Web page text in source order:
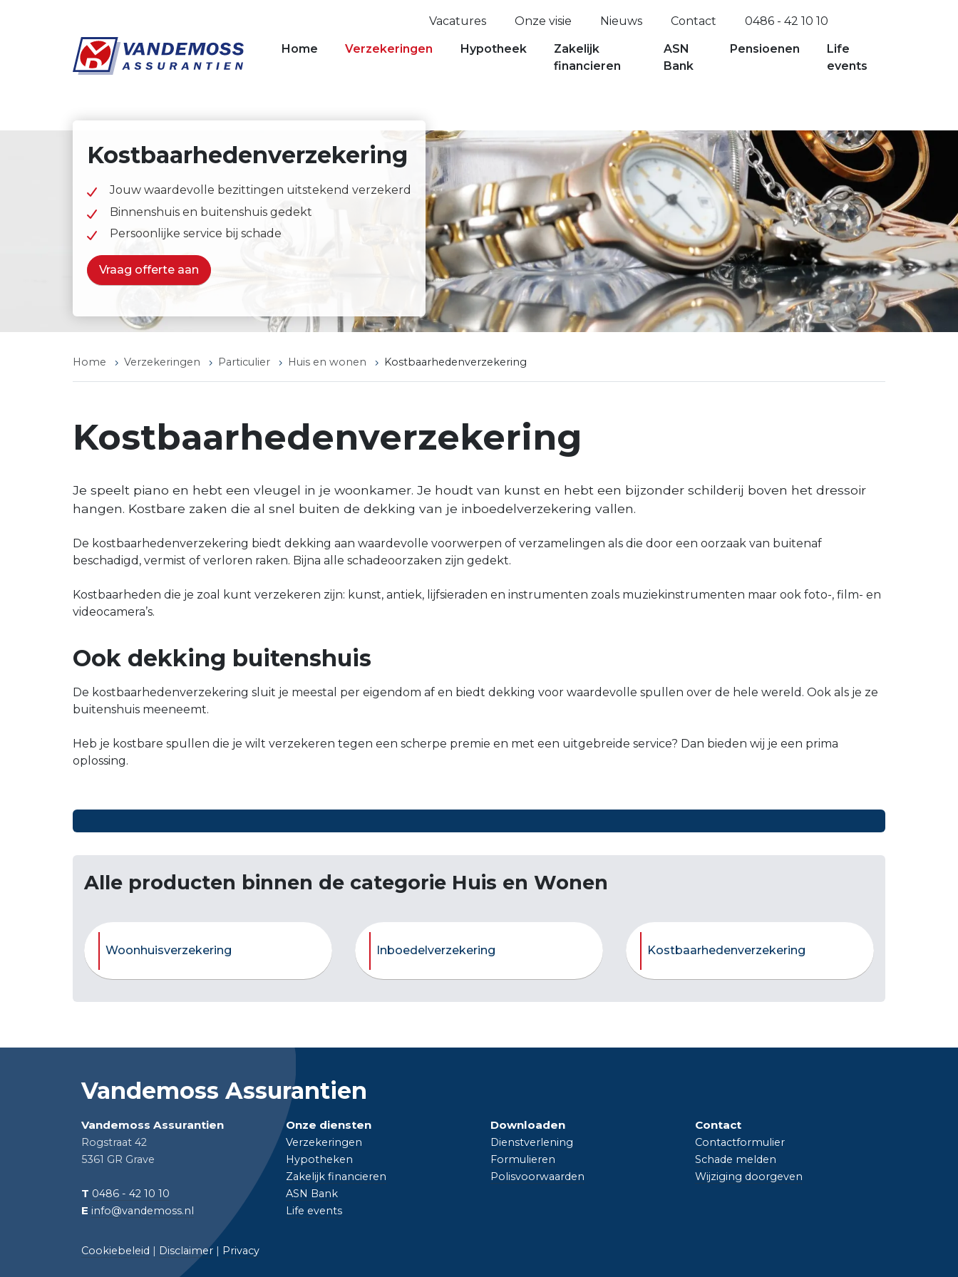
Vacatures
Onze visie Nieuws Contact 0486 - 42 10 10
Home Verzekeringen Hypotheek
Zakelijk
financieren
ASN
Bank
Pensioenen
Life
events
Kostbaarhedenverzekering
Jouw waardevolle bezittingen uitstekend verzekerd
Binnenshuis en buitenshuis gedekt
Persoonlijke service bij schade
Vraag offerte aan
Home Verzekeringen Particulier Huis en wonen Kostbaarhedenverzekering
Kostbaarhedenverzekering
Je speelt piano en hebt een vleugel in je woonkamer. Je houdt van kunst en hebt een bijzonder schilderij boven het dressoir
hangen. Kostbare zaken die al snel buiten de dekking van je inboedelverzekering vallen.
De kostbaarhedenverzekering biedt dekking aan waardevolle voorwerpen of verzamelingen als die door een oorzaak van buitenaf
beschadigd, vermist of verloren raken. Bijna alle schadeoorzaken zijn gedekt.
Kostbaarheden die je zoal kunt verzekeren zijn: kunst, antiek, lijfsieraden en instrumenten zoals muziekinstrumenten maar ook foto-, film- en
videocamera’s.
Ook dekking buitenshuis
De kostbaarhedenverzekering sluit je meestal per eigendom af en biedt dekking voor waardevolle spullen over de hele wereld. Ook als je ze
buitenshuis meeneemt.
Heb je kostbare spullen die je wilt verzekeren tegen een scherpe premie en met een uitgebreide service? Dan bieden wij je een prima
oplossing.
Alle producten binnen de categorie Huis en Wonen
Woonhuisverzekering Inboedelverzekering Kostbaarhedenverzekering
Vandemoss Assurantien
Vandemoss Assurantien
Rogstraat 42
5361 GR Grave
T 0486 - 42 10 10
E info@vandemoss.nl
Onze diensten
Verzekeringen
Hypotheken
Zakelijk financieren
ASN Bank
Life events
Downloaden
Dienstverlening
Formulieren
Polisvoorwaarden
Contact
Contactformulier
Schade melden
Wijziging doorgeven
Cookiebeleid | Disclaimer | Privacy